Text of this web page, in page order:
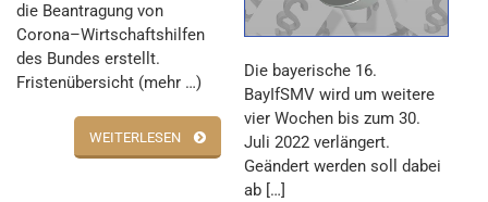
die Beantragung von
Corona–Wirtschaftshilfen
des Bundes erstellt.
Fristenübersicht (mehr …)
WEITERLESEN
Die bayerische 16.
BayIfSMV wird um weitere
vier Wochen bis zum 30.
Juli 2022 verlängert.
Geändert werden soll dabei
ab […]